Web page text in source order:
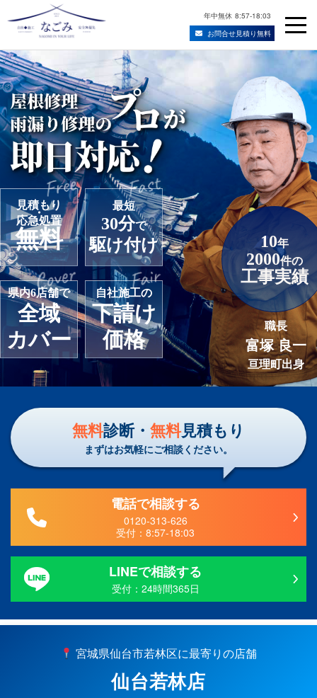
Skip
to
content
年中無休 8:57-18:03
お問合せ見積り無料
宮城県仙台市の屋根修理・雨漏り修理業者
見積もり
・
応急処置
無料
最短
30分で
駆け付け
県内6店舗で
全域
カバー
自社施工の
下請け
価格
職長
富塚 良一
亘理町出身
10年
2000件の
工事実績
無料診断・ 無料見積もり
まずはお気軽にご相談ください。
電話で相談する
0120-313-626
受付：8:57-18:03
LINEで相談する
受付：24時間365日
宮城県仙台市若林区に最寄りの店舗
仙台若林店